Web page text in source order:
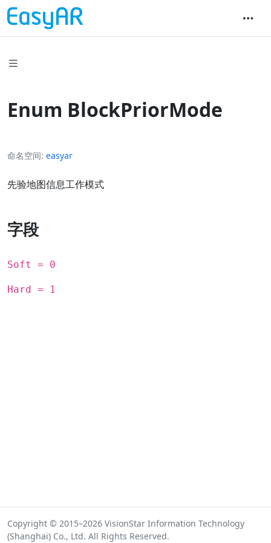
Enum BlockPriorMode
命名空间 easyar
先验地图信息工作模式
字段
Soft = 0
Hard = 1
Copyright © 2015–2026 VisionStar Information Technology
(Shanghai) Co., Ltd. All Rights Reserved.